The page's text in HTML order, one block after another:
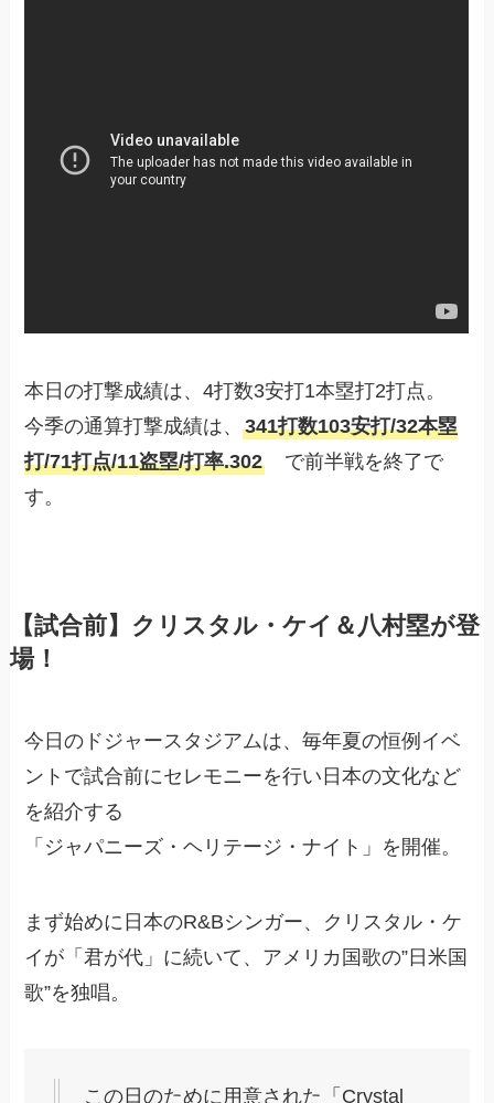
本日の打撃成績は、4打数3安打1本塁打2打点。
今季の通算打撃成績は、341打数103安打/32本塁
打/71打点/11盗塁/打率.302 で前半戦を終了で
す。
【試合前】クリスタル・ケイ＆八村塁が登
場！
今日のドジャースタジアムは、毎年夏の恒例イベ
ントで試合前にセレモニーを行い日本の文化など
を紹介する
「ジャパニーズ・ヘリテージ・ナイト」を開催。
まず始めに日本のR&Bシンガー、クリスタル・ケ
イが「君が代」に続いて、アメリカ国歌の”日米国
歌”を独唱。
この日のために用意された「Crystal